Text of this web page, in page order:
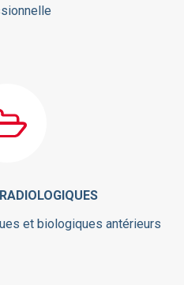
et biologiques antérieurs